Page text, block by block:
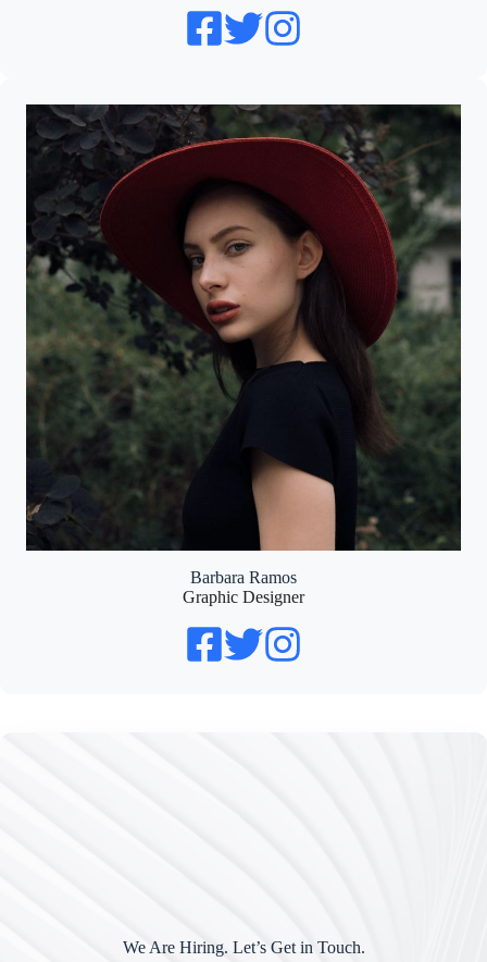
Barbara Ramos
Graphic Designer
We Are Hiring. Let’s Get in Touch.